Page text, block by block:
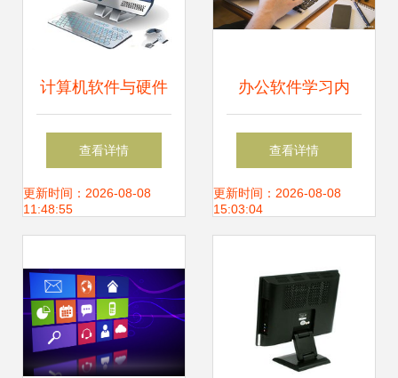
计算机软件与硬件
研发 协同创新，驱
动数字未来
查看详情
更新时间：2026-08-08
11:48:55
办公软件学习内
容、海宁电脑培训
机构选择与硬件研
查看详情
更新时间：2026-08-08
15:03:04